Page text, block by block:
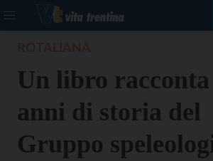
Un libro racconta
anni di storia del
Gruppo